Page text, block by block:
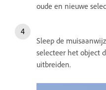
oude en nieuwe
Sleep de
selecteer het object
uitbreiden.